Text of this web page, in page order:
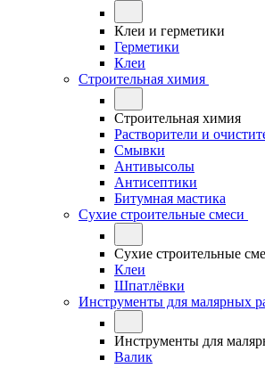
Клеи и герметики
Герметики
Клеи
Строительная химия
Строительная химия
Растворители и
Смывки
Антивысолы
Антисептики
Битумная мастика
Сухие строительные смеси
Сухие строительные
Клеи
Шпатлёвки
Инструменты для малярных
Инструменты для
Валик